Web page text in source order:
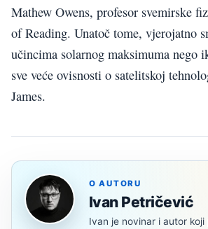
Mathew Owens, profesor svemirske
of Reading. Unatoč tome, vjerojatno
učincima solarnog maksimuma nego
sve veće ovisnosti o satelitskoj
James.
O AUTORU
Ivan Petričević
Ivan je novinar i autor koji